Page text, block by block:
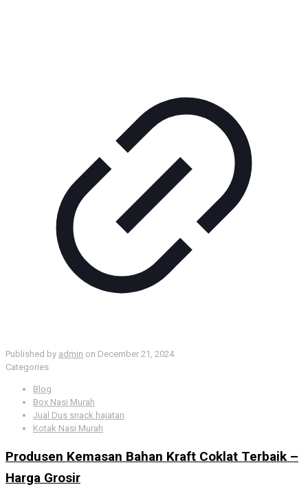
Published by admin on December 21, 2024
Categories
Blog
Box Nasi Murah
Jual Dus snack hajatan
Kotak Nasi Murah
Produsen Kemasan Bahan Kraft Coklat Terbaik –
Harga Grosir